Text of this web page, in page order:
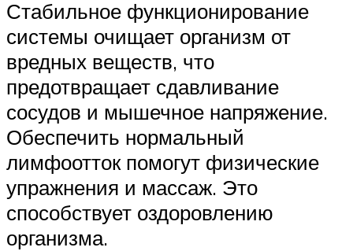
Стабильное функционирование
системы очищает организм от
вредных веществ, что
предотвращает сдавливание
сосудов и мышечное напряжение.
Обеспечить нормальный
лимфоотток помогут физические
упражнения и массаж. Это
способствует оздоровлению
организма.